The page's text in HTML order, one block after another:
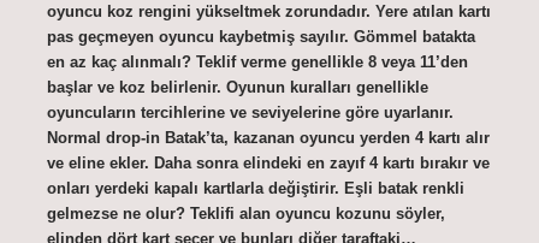
oyuncu koz rengini yükseltmek zorundadır. Yere atılan kartı
pas geçmeyen oyuncu kaybetmiş sayılır. Gömmel batakta
en az kaç alınmalı? Teklif verme genellikle 8 veya 11’den
başlar ve koz belirlenir. Oyunun kuralları genellikle
oyuncuların tercihlerine ve seviyelerine göre uyarlanır.
Normal drop-in Batak’ta, kazanan oyuncu yerden 4 kartı alır
ve eline ekler. Daha sonra elindeki en zayıf 4 kartı bırakır ve
onları yerdeki kapalı kartlarla değiştirir. Eşli batak renkli
gelmezse ne olur? Teklifi alan oyuncu kozunu söyler,
elinden dört kart seçer ve bunları diğer taraftaki…